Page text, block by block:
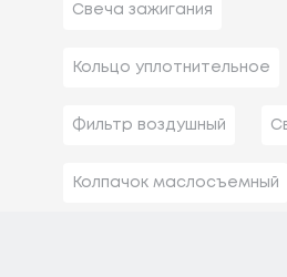
Свеча зажигания
Кольцо уплотнительное
Фильтр воздушный
Колпачок маслосъемный